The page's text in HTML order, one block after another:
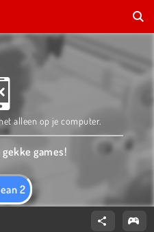
2
alleen op je computer.
games!